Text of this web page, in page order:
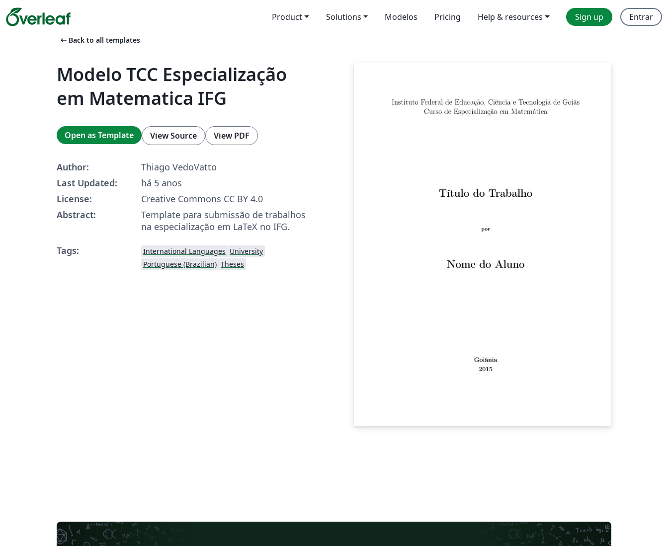
Product Solutions Modelos Pricing Help & resources Sign up Entrar
arrow_left_alt Back to all templates
Modelo TCC Especialização
em Matematica IFG
Open as Template View Source View PDF
Author:
Thiago VedoVatto
Last Updated:
há 5 anos
License:
Creative Commons CC BY 4.0
Abstract:
Template para submissão de trabalhos
na especialização em LaTeX no IFG.
Tags:
International Languages University
Portuguese (Brazilian) Theses